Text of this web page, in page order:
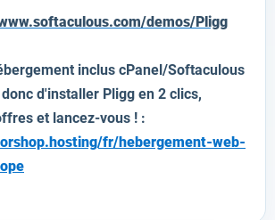
demos/Pligg
inclus cPanel/Softaculous
d'installer Pligg en 2 clics,
et lancez-vous ! :
fr/hebergement-web-